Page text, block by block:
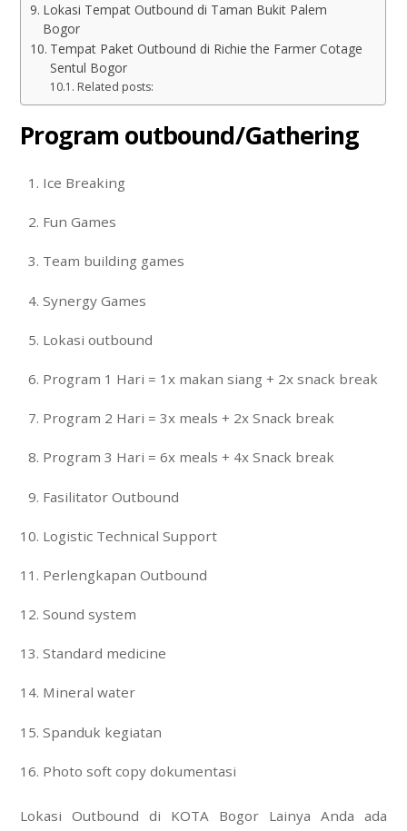
Lokasi Tempat Outbound di Taman Bukit Palem
Bogor
Tempat Paket Outbound di Richie the Farmer Cotage
Sentul Bogor
Related posts:
Program outbound/Gathering
Ice Breaking
Fun Games
Team building games
Synergy Games
Lokasi outbound
Program 1 Hari = 1x makan siang + 2x snack break
Program 2 Hari = 3x meals + 2x Snack break
Program 3 Hari = 6x meals + 4x Snack break
Fasilitator Outbound
Logistic Technical Support
Perlengkapan Outbound
Sound system
Standard medicine
Mineral water
Spanduk kegiatan
Photo soft copy dokumentasi
Lokasi Outbound di KOTA Bogor Lainya Anda ada